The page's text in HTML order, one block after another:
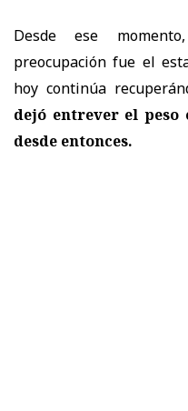
Desde ese
preocupación fue el
hoy continúa
dejó entrever el peso
desde entonces.